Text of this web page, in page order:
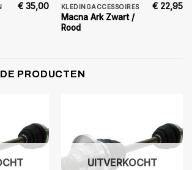
€ 35,00 KLEDINGACCESSOIRES
Macna Ark Zwart /
Rood
€ 22,95
PRODUCTEN
UITVERKOCHT